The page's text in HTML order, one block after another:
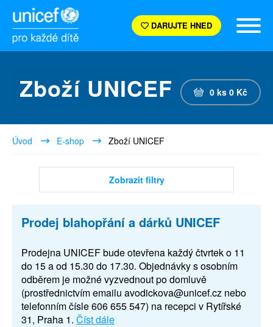
DARUJTE HNED
Zboží UNICEF 0 ks 0 Kč
Úvod E-shop Zboží UNICEF
Zobrazit filtry
Prodej blahopřání a dárků UNICEF
Prodejna UNICEF bude otevřena každý čtvrtek o 11
do 15 a od 15.30 do 17.30. Objednávky s osobním
odběrem je možné vyzvednout po domluvě
(prostřednictvím emailu avodickova@unicef.cz nebo
telefonním čísle 606 655 547) na recepci v Rytířské
31, Praha 1. Číst dále